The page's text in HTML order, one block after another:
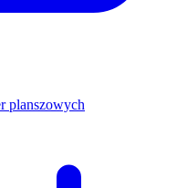
planszowych